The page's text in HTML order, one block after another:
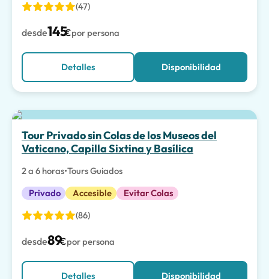
(47)
desde145€por persona
Detalles Disponibilidad
La mejor opción
Tour Privado sin Colas de los Museos del
Vaticano, Capilla Sixtina y Basílica
2 a 6 horas•Tours Guiados
Privado
Accesible
Evitar Colas
(86)
desde89€por persona
Detalles Disponibilidad